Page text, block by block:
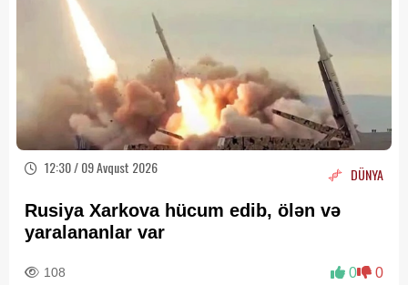
12:30 / 09 Avqust 2026 DÜNYA
Rusiya Xarkova hücum edib, ölən və
yaralananlar var
108 0 0